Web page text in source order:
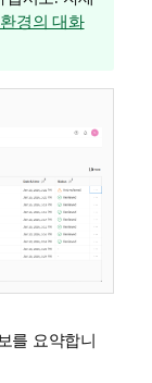
경의 대화
를 요약합니